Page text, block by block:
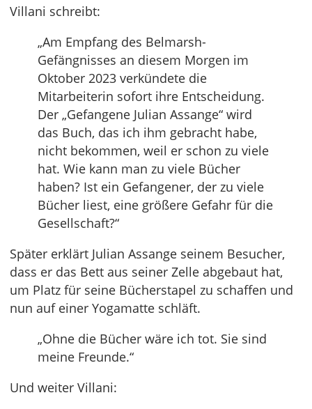
Villani schreibt:
„Am Empfang des Belmarsh-
Gefängnisses an diesem Morgen im
Oktober 2023 verkündete die
Mitarbeiterin sofort ihre Entscheidung.
Der „Gefangene Julian Assange“ wird
das Buch, das ich ihm gebracht habe,
nicht bekommen, weil er schon zu viele
hat. Wie kann man zu viele Bücher
haben? Ist ein Gefangener, der zu viele
Bücher liest, eine größere Gefahr für die
Gesellschaft?“
Später erklärt Julian Assange seinem Besucher,
dass er das Bett aus seiner Zelle abgebaut hat,
um Platz für seine Bücherstapel zu schaffen und
nun auf einer Yogamatte schläft.
„Ohne die Bücher wäre ich tot. Sie sind
meine Freunde.“
Und weiter Villani: